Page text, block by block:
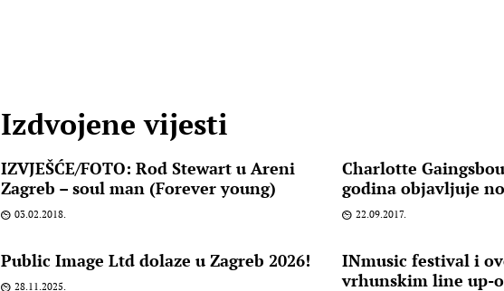
Izdvojene vijesti
IZVJEŠĆE/FOTO: Rod Stewart u Areni
Zagreb – soul man (Forever young)
03.02.2018.
Charlotte
godina objavljuje
22.09.2017.
Public Image Ltd dolaze u Zagreb 2026!
28.11.2025.
INmusic festival i
vrhunskim line up-